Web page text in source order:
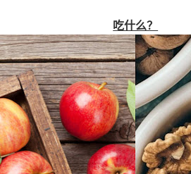
吃什么？